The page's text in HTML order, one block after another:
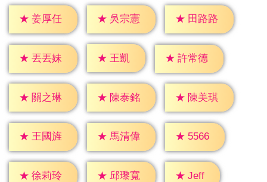
★ 姜厚任 ★ 吳宗憲 ★ 田路路
★ 丟丟妹 ★ 王凱 ★ 許常德
★ 關之琳 ★ 陳泰銘 ★ 陳美琪
★ 王國旌 ★ 馬清偉 ★ 5566
★ 徐莉玲 ★ 邱瓈寬 ★ Jeff